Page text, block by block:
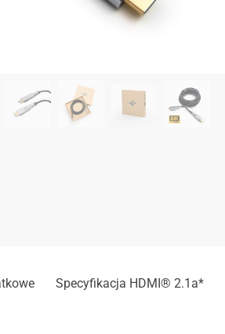
Specyfikacja HDMI® 2.1a*